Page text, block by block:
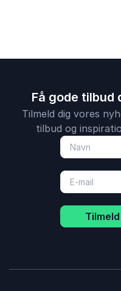
Få gode tilbud
Tilmeld dig vores
tilbud og